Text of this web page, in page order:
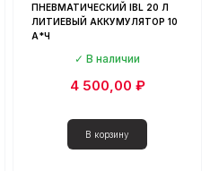
ПНЕВМАТИЧЕСКИЙ IBL 20 Л
ЛИТИЕВЫЙ АККУМУЛЯТОР 10
А*Ч
В наличии
4 500,00 ₽